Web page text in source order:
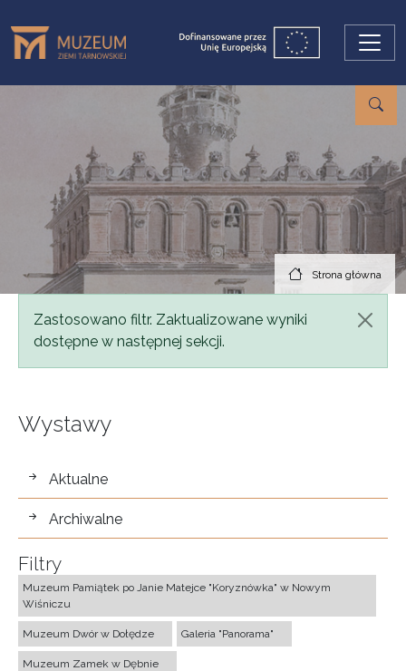
Strona główna
Komunikat
Zastosowano filtr. Zaktualizowane wyniki
dostępne w następnej sekcji.
Wystawy
wystawy
Aktualne
Archiwalne
Filtry
Muzeum Pamiątek po Janie Matejce "Koryznówka" w Nowym
Wiśniczu
Muzeum Dwór w Dołędze Galeria "Panorama"
Muzeum Zamek w Dębnie